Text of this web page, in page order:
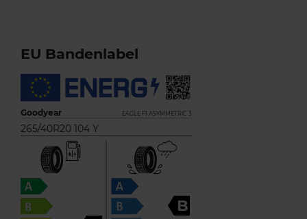
EU Bandenlabel
Goodyear EAGLE F1 ASYMMETRIC 3
265/40R20 104 Y
B